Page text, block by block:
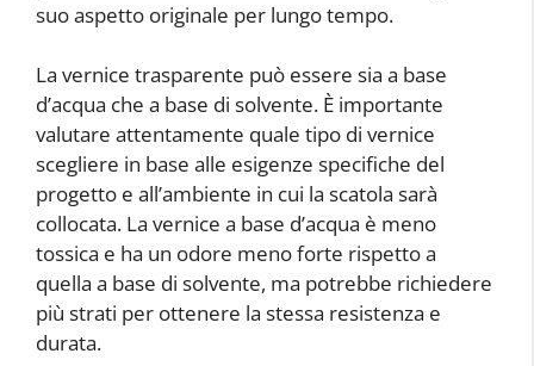
suo aspetto originale per lungo tempo.
La vernice trasparente può essere sia a base
d’acqua che a base di solvente. È importante
valutare attentamente quale tipo di vernice
scegliere in base alle esigenze specifiche del
progetto e all’ambiente in cui la scatola sarà
collocata. La vernice a base d’acqua è meno
tossica e ha un odore meno forte rispetto a
quella a base di solvente, ma potrebbe richiedere
più strati per ottenere la stessa resistenza e
durata.